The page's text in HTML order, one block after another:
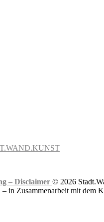
– Disclaimer © 2026
– in Zusammenarbeit mit dem